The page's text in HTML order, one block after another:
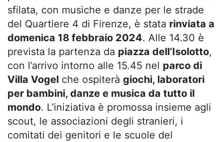
sfilata, con musiche e danze per le strade
del Quartiere 4 di Firenze, è stata rinviata a
domenica 18 febbraio 2024. Alle 14.30 è
prevista la partenza da piazza dell’Isolotto,
con l’arrivo intorno alle 15.45 nel parco di
Villa Vogel che ospiterà giochi, laboratori
per bambini, danze e musica da tutto il
mondo. L’iniziativa è promossa insieme agli
scout, le associazioni degli stranieri, i
comitati dei genitori e le scuole del